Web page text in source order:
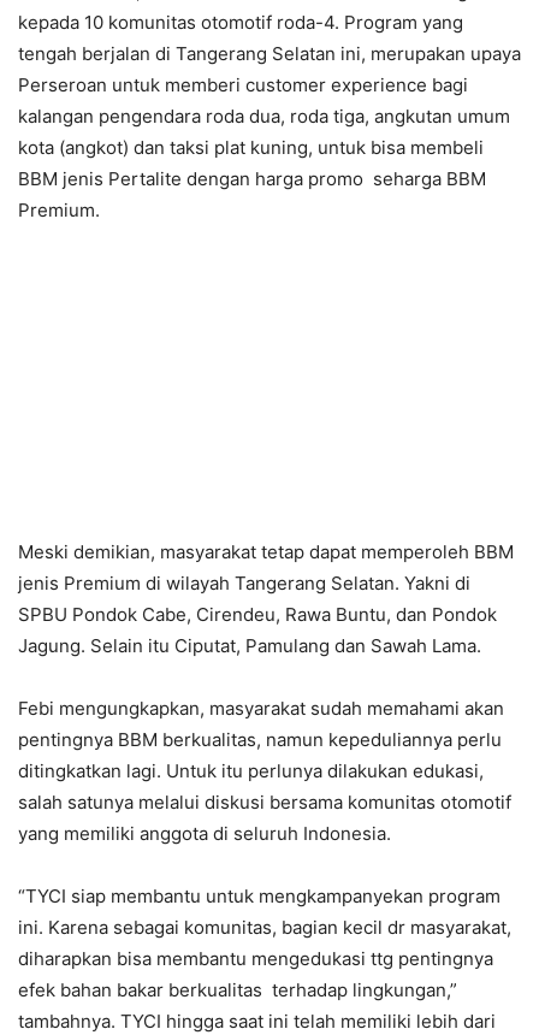
kepada 10 komunitas otomotif roda-4. Program yang
tengah berjalan di Tangerang Selatan ini, merupakan upaya
Perseroan untuk memberi customer experience bagi
kalangan pengendara roda dua, roda tiga, angkutan umum
kota (angkot) dan taksi plat kuning, untuk bisa membeli
BBM jenis Pertalite dengan harga promo seharga BBM
Premium.
Meski demikian, masyarakat tetap dapat memperoleh BBM
jenis Premium di wilayah Tangerang Selatan. Yakni di
SPBU Pondok Cabe, Cirendeu, Rawa Buntu, dan Pondok
Jagung. Selain itu Ciputat, Pamulang dan Sawah Lama.
Febi mengungkapkan, masyarakat sudah memahami akan
pentingnya BBM berkualitas, namun kepeduliannya perlu
ditingkatkan lagi. Untuk itu perlunya dilakukan edukasi,
salah satunya melalui diskusi bersama komunitas otomotif
yang memiliki anggota di seluruh Indonesia.
“TYCI siap membantu untuk mengkampanyekan program
ini. Karena sebagai komunitas, bagian kecil dr masyarakat,
diharapkan bisa membantu mengedukasi ttg pentingnya
efek bahan bakar berkualitas terhadap lingkungan,”
tambahnya. TYCI hingga saat ini telah memiliki lebih dari